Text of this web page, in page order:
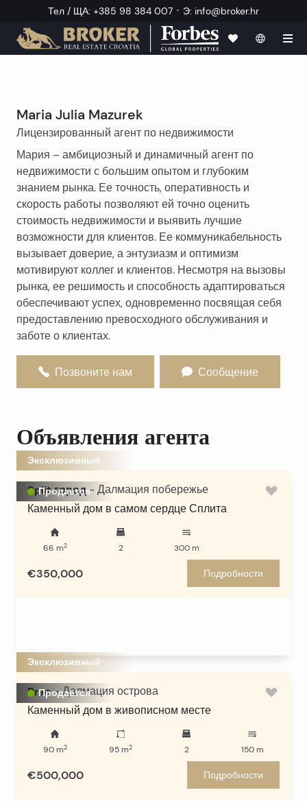
Тел / ЩА: +385 98 384 007 · Э: info@broker.hr
Maria Julia Mazurek
Лицензированный агент по недвижимости
Мария – амбициозный и динамичный агент по
недвижимости с большим опытом и глубоким
знанием рынка. Ее точность, оперативность и
скорость работы позволяют ей точно оценить
стоимость недвижимости и выявить лучшие
возможности для клиентов. Ее коммуникабельность
вызывает доверие, а энтузиазм и оптимизм
мотивируют коллег и клиентов. Несмотря на вызовы
рынка, ее решимость и способность адаптироваться
обеспечивают успех, одновременно посвящая себя
предоставлению превосходного обслуживания и
заботе о клиентах.
Позвоните нам Сообщение
Объявления агента
Продается
Эксклюзивный
Split город - Далмация побережье
Каменный дом в самом сердце Сплита
66 m2 2 300m
€350,000 Подробности
Продается
Эксклюзивный
Brac - Далмация острова
Каменный дом в живописном месте
90m2 95 m2 2 150m
€500,000 Подробности